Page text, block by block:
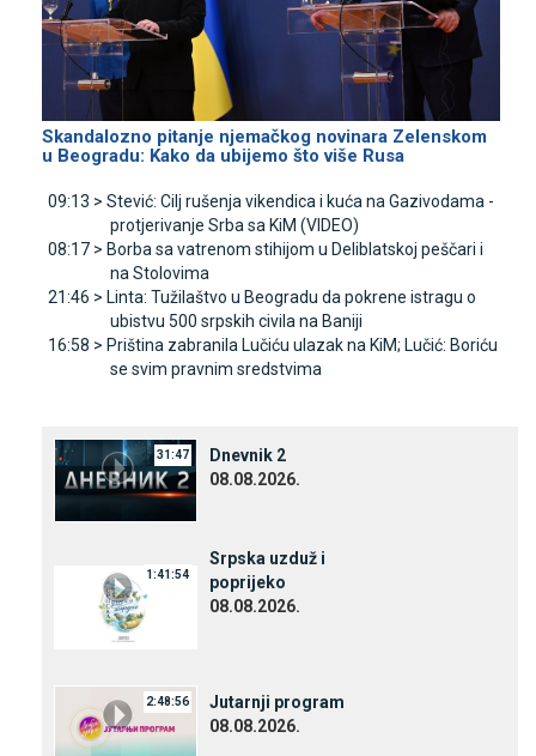
Skandalozno pitanje njemačkog novinara Zelenskom
u Beogradu: Kako da ubijemo što više Rusa
09:13 > Stević: Cilj rušenja vikendica i kuća na Gazivodama -
protjerivanje Srba sa KiM (VIDEO)
08:17 > Borba sa vatrenom stihijom u Deliblatskoj peščari i
na Stolovima
21:46 > Linta: Tužilaštvo u Beogradu da pokrene istragu o
ubistvu 500 srpskih civila na Baniji
16:58 > Priština zabranila Lučiću ulazak na KiM; Lučić: Boriću
se svim pravnim sredstvima
31:47
Dnevnik 2
08.08.2026.
1:41:54
Srpska uzduž i
poprijeko
08.08.2026.
2:48:56
Јutarnji program
08.08.2026.